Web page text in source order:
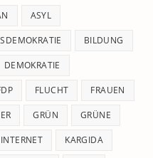
ASYL
BILDUNG
DEMOKRATIE
FLUCHT FRAUEN
GRÜN GRÜNE
INTERNET KARGIDA